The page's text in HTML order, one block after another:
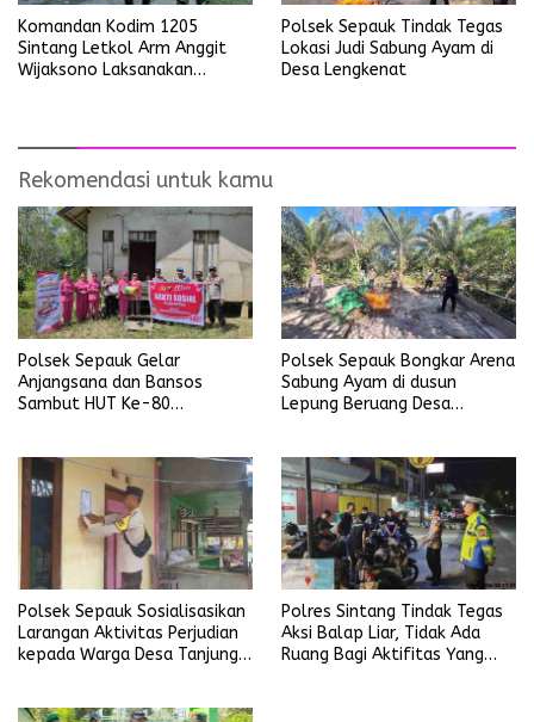
Komandan Kodim 1205
Sintang Letkol Arm Anggit
Wijaksono Laksanakan
Polsek Sepauk Tindak Tegas
Lokasi Judi Sabung Ayam di
Desa Lengkenat
Rekomendasi untuk kamu
Polsek Sepauk Gelar
Anjangsana dan Bansos
Sambut HUT Ke-80
Polsek Sepauk Bongkar Arena
Sabung Ayam di dusun
Lepung Beruang Desa
Polsek Sepauk Sosialisasikan
Larangan Aktivitas Perjudian
kepada Warga Desa Tanjung
Polres Sintang Tindak Tegas
Aksi Balap Liar, Tidak Ada
Ruang Bagi Aktifitas Yang